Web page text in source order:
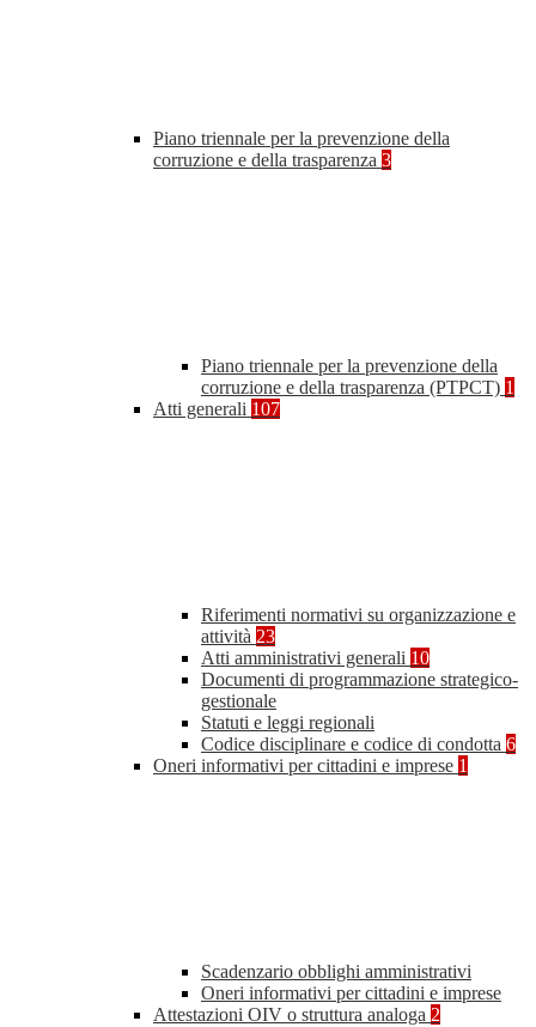
Piano triennale per la prevenzione della
corruzione e della trasparenza 3
Piano triennale per la prevenzione della
corruzione e della trasparenza (PTPCT) 1
Atti generali 107
Riferimenti normativi su organizzazione e
attività 23
Atti amministrativi generali 10
Documenti di programmazione strategico-
gestionale
Statuti e leggi regionali
Codice disciplinare e codice di condotta 6
Oneri informativi per cittadini e imprese 1
Scadenzario obblighi amministrativi
Oneri informativi per cittadini e imprese
Attestazioni OIV o struttura analoga 2